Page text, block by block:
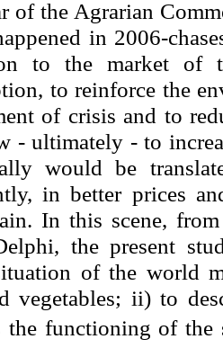
of the Agrarian
in 2006-
to the market of
to reinforce the
of crisis and to
- ultimately - to
would be
in better prices
In this scene,
the present
of the world
vegetables; ii) to
the functioning of the